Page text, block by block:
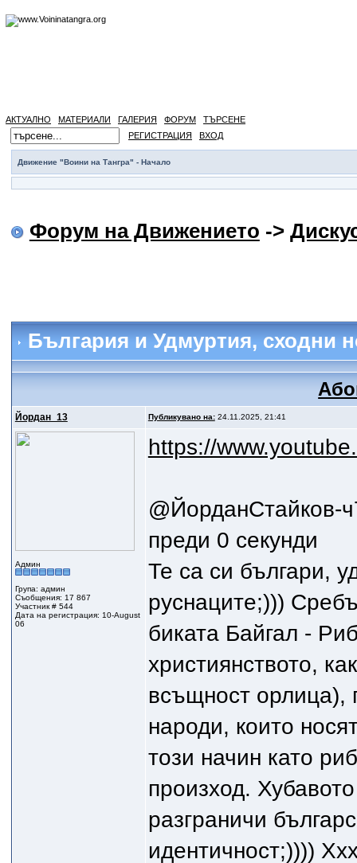
АКТУАЛНО МАТЕРИАЛИ ГАЛЕРИЯ ФОРУМ
ТЪРСЕНЕ
РЕГИСТРАЦИЯ
ВХОД
Движение "Воини на Тангра" - Начало
Форум на Движението ->
България и Удмуртия, сходни
Йордан_13 Публикувано на:24.11.2025, 21:41
Админ
Група: админ
Съобщения: 17 867
Участник # 544
Дата на регистрация: 10-August
06
https://
@ЙорданСтайков-
преди 0 секунди
Те са си българи,
руснаците;)))
биката Байгал -
християнството,
всъщност орлица),
народи, които
този начин като
произход.
разграничи
идентичност;))))